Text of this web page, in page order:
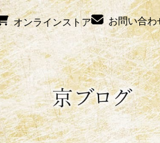
オンラインストア お問い合わ